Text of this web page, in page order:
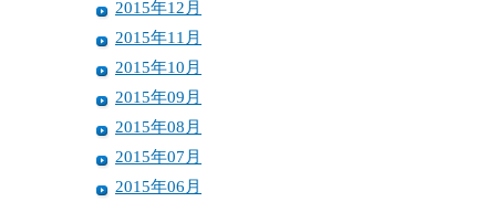
2015年12月
2015年11月
2015年10月
2015年09月
2015年08月
2015年07月
2015年06月